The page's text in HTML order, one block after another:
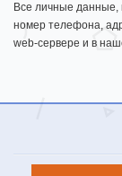
Все личные данные,
номер телефона,
web-сервере и в